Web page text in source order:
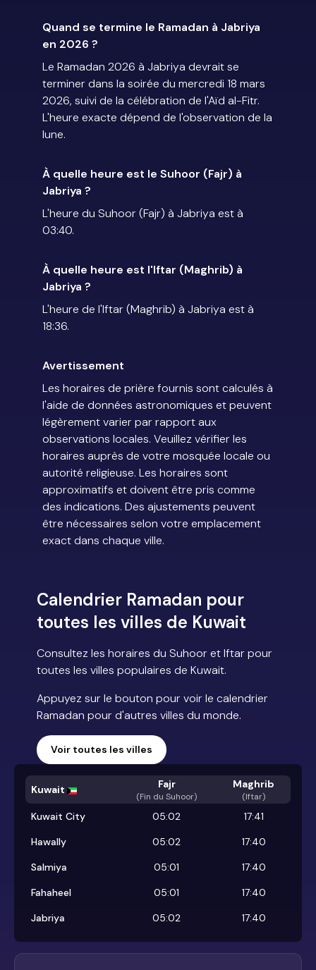
Quand se termine le Ramadan à Jabriya
en 2026 ?
Le Ramadan 2026 à Jabriya devrait se
terminer dans la soirée du mercredi 18 mars
2026, suivi de la célébration de l'Aïd al-Fitr.
L'heure exacte dépend de l'observation de la
lune.
À quelle heure est le Suhoor (Fajr) à
Jabriya ?
L'heure du Suhoor (Fajr) à Jabriya est à
03:40.
À quelle heure est l'Iftar (Maghrib) à
Jabriya ?
L'heure de l'Iftar (Maghrib) à Jabriya est à
18:36.
Avertissement
Les horaires de prière fournis sont calculés à
l'aide de données astronomiques et peuvent
légèrement varier par rapport aux
observations locales. Veuillez vérifier les
horaires auprès de votre mosquée locale ou
autorité religieuse. Les horaires sont
approximatifs et doivent être pris comme
des indications. Des ajustements peuvent
être nécessaires selon votre emplacement
exact dans chaque ville.
Calendrier Ramadan pour
toutes les villes de Kuwait
Consultez les horaires du Suhoor et Iftar pour
toutes les villes populaires de Kuwait.
Appuyez sur le bouton pour voir le calendrier
Ramadan pour d'autres villes du monde.
Voir toutes les villes
Kuwait Fajr
(Fin du Suhoor)
Maghrib
(Iftar)
Kuwait City 05:02
17:41
Hawally
05:02
17:40
Salmiya
05:01
17:40
Fahaheel
05:01
17:40
Jabriya
05:02 17:40